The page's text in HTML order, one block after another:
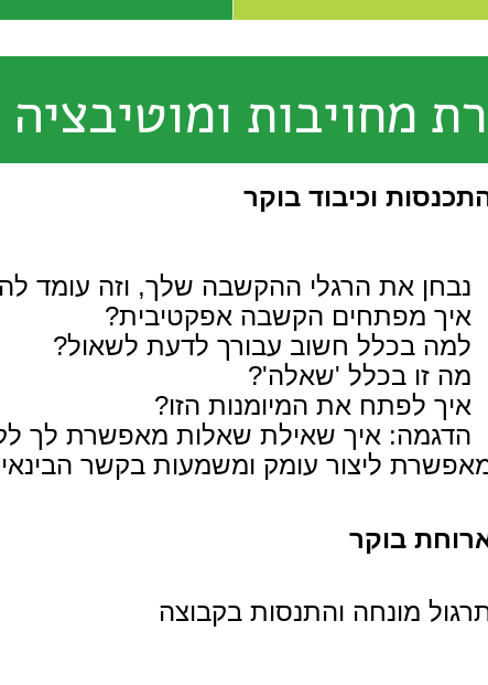
מחויבות
וכיבוד בוקר
נבחן את הרגלי ההקשבה שלך, וזה עומד
איך מפתחים הקשבה אפקטיבית?
למה בכלל חשוב עבורך לדעת לשאול?
מה זו בכלל 'שאלה'?
איך לפתח את המיומנות הזו?
הדגמה: איך שאילת שאלות מאפשרת לך
ליצור עומק ומשמעות בקשר
בוקר
מונחה והתנסות בקבוצה